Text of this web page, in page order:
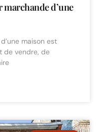
d’une
maison est
de vendre, de